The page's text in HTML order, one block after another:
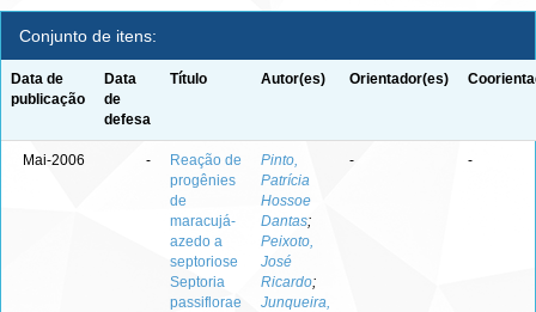
Conjunto de itens:
Data de
publicação
Data
de
defesa
Título Autor(es) Orientador(es)
Mai-2006 -
Reação de
progênies
de
maracujá-
azedo a
septoriose
Septoria
passiflorae
Pinto,
Patrícia
Hossoe
Dantas;
Peixoto,
José
Ricardo;
Junqueira,
- -